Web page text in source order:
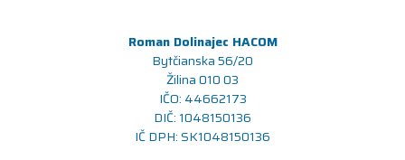
Roman Dolinajec HACOM
Bytčianska 56/20
Žilina 010 03
IČO: 44662173
DIČ: 1048150136
IČ DPH: SK1048150136